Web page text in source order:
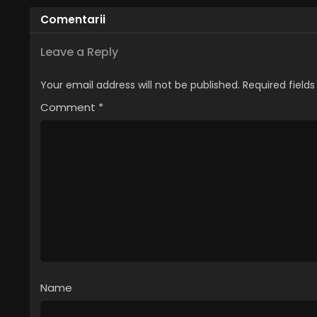
Comentarii
Leave a Reply
Your email address will not be published. Required
Comment *
Name